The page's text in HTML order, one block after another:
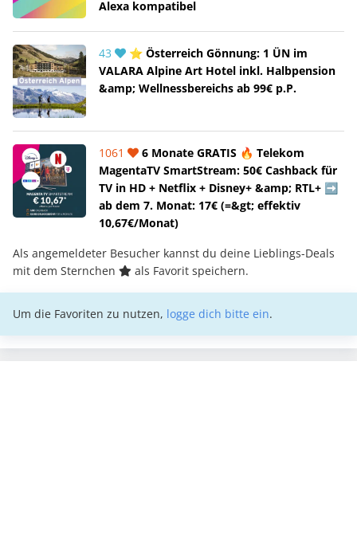
Alexa kompatibel
43
⭐ Österreich Gönnung: 1 ÜN im
VALARA Alpine Art Hotel inkl. Halbpension
&amp; Wellnessbereichs ab 99€ p.P.
1061
6 Monate GRATIS 🔥 Telekom
MagentaTV SmartStream: 50€ Cashback für
TV in HD + Netflix + Disney+ &amp; RTL+ ➡️
ab dem 7. Monat: 17€ (=&gt; effektiv
10,67€/Monat)
Als angemeldeter Besucher kannst du deine Lieblings-Deals
mit dem Sternchen
als Favorit speichern.
Um die Favoriten zu nutzen, logge dich bitte ein.